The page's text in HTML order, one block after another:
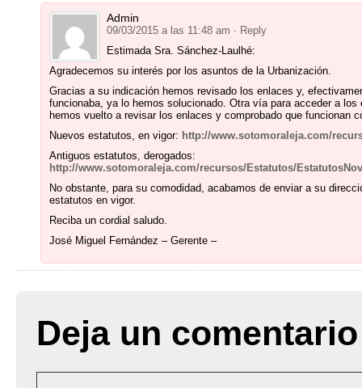
Admin
09/03/2015 a las 11:48 am · Reply
Estimada Sra. Sánchez-Laulhé:
Agradecemos su interés por los asuntos de la Urbanización.
Gracias a su indicación hemos revisado los enlaces y,
funcionaba, ya lo hemos solucionado. Otra vía para acceder a
hemos vuelto a revisar los enlaces y comprobado que funcionan
Nuevos estatutos, en vigor: http://www.sotomoraleja.com/
Antiguos estatutos, derogados:
http://www.sotomoraleja.com/recursos/Estatutos/
No obstante, para su comodidad, acabamos de enviar a su
estatutos en vigor.
Reciba un cordial saludo.
José Miguel Fernández – Gerente –
Deja un comentario